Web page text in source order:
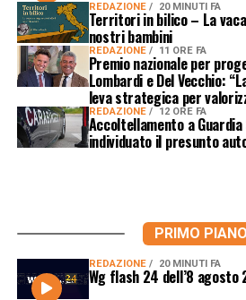
REDAZIONE 20 MINUTI FA
Territori in bilico – La
nostri bambini
REDAZIONE 11 ORE FA
Premio nazionale per
Lombardi e Del Vecchio:
leva strategica per
REDAZIONE 12 ORE FA
Accoltellamento a
individuato il presunto
PRIMO PIANO
REDAZIONE 20 MINUTI FA
Wg flash 24 dell’8 agosto